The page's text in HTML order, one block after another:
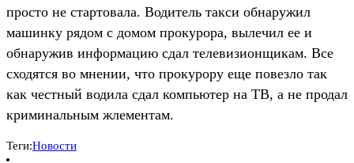
просто не стартовала. Водитель такси обнаружил
машинку рядом с домом прокурора, вылечил ее и
обнаружив информацию сдал телевизионщикам. Все
сходятся во мнении, что прокурору еще повезло так
как честный водила сдал компьютер на ТВ, а не продал
криминальным жлементам.
Теги:Новости